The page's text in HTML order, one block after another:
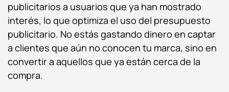
publicitarios a usuarios que ya han mostrado
interés, lo que optimiza el uso del presupuesto
publicitario. No estás gastando dinero en captar
a clientes que aún no conocen tu marca, sino en
convertir a aquellos que ya están cerca de la
compra.